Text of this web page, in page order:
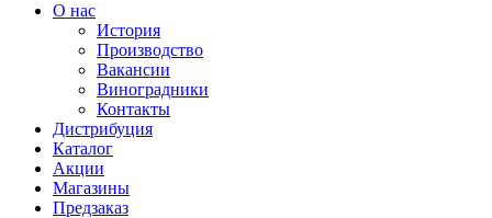
О нас
История
Производство
Вакансии
Виноградники
Контакты
Дистрибуция
Каталог
Акции
Магазины
Предзаказ